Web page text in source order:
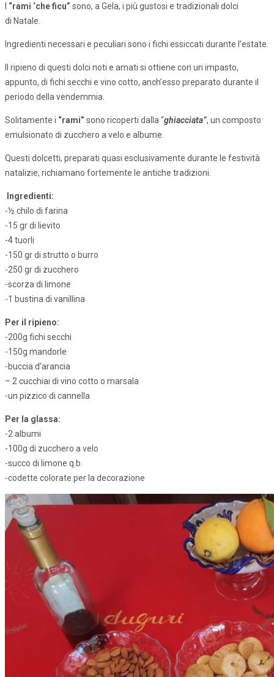
“rami ‘che ficu” sono, a Gela, i più gustosi e tradizionali dolci
di Natale.
Ingredienti necessari e peculiari sono i fichi essiccati durante l’estate.
Il ripieno di questi dolci noti e amati si ottiene con un impasto,
appunto, di fichi secchi e vino cotto, anch’esso preparato durante il
periodo della vendemmia.
Solitamente i “rami” sono ricoperti dalla “ghiacciata”, un composto
emulsionato di zucchero a velo e albume.
Questi dolcetti, preparati quasi esclusivamente durante le festività
natalizie, richiamano fortemente le antiche tradizioni.
Ingredienti:
-½ chilo di farina
-15 gr di lievito
-4 tuorli
-150 gr di strutto o burro
-250 gr di zucchero
-scorza di limone
-1 bustina di vanillina
Per il ripieno:
-200g fichi secchi
-150g mandorle
-buccia d’arancia
– 2 cucchiai di vino cotto o marsala
-un pizzico di cannella
Per la glassa:
-2 albumi
-100g di zucchero a velo
-succo di limone q.b.
-codette colorate per la decorazione